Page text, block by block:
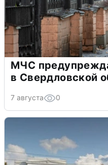
МЧС
в Свердловской
7 августа 0